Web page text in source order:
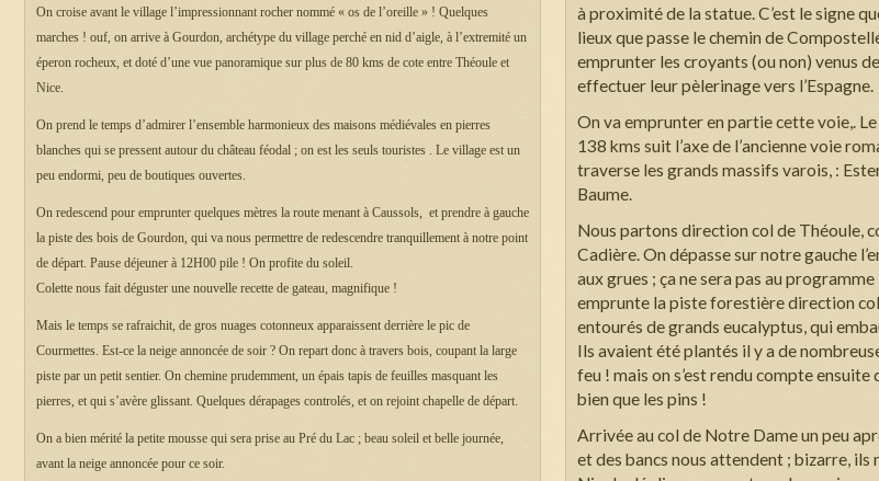
à proximité de la statue. C’est le signe
lieux que passe le chemin de
emprunter les croyants (ou non) venus
effectuer leur pèlerinage vers l’Espagne.
On va emprunter en partie cette voie,.
138 kms suit l’axe de l’ancienne voie
traverse les grands massifs varois, :
Baume.
Nous partons direction col de Théoule,
Cadière. On dépasse sur notre gauche
aux grues ; ça ne sera pas au
emprunte la piste forestière direction
entourés de grands eucalyptus, qui
Ils avaient été plantés il y a de
feu ! mais on s’est rendu compte ensuite
bien que les pins !
Arrivée au col de Notre Dame un peu
et des bancs nous attendent ; bizarre, ils
On croise avant le village l’impressionnant rocher nommé « os de l’oreille » ! Quelques
marches ! ouf, on arrive à Gourdon, archétype du village perché en nid d’aigle, à l’extremité un
éperon rocheux, et doté d’une vue panoramique sur plus de 80 kms de cote entre Théoule et
Nice.
On prend le temps d’admirer l’ensemble harmonieux des maisons médiévales en pierres
blanches qui se pressent autour du château féodal ; on est les seuls touristes . Le village est un
peu endormi, peu de boutiques ouvertes.
On redescend pour emprunter quelques mètres la route menant à Caussols, et prendre à gauche
la piste des bois de Gourdon, qui va nous permettre de redescendre tranquillement à notre point
de départ. Pause déjeuner à 12H00 pile ! On profite du soleil.
Colette nous fait déguster une nouvelle recette de gateau, magnifique !
Mais le temps se rafraichit, de gros nuages cotonneux apparaissent derrière le pic de
Courmettes. Est-ce la neige annoncée de soir ? On repart donc à travers bois, coupant la large
piste par un petit sentier. On chemine prudemment, un épais tapis de feuilles masquant les
pierres, et qui s’avère glissant. Quelques dérapages controlés, et on rejoint chapelle de départ.
On a bien mérité la petite mousse qui sera prise au Pré du Lac ; beau soleil et belle journée,
avant la neige annoncée pour ce soir.